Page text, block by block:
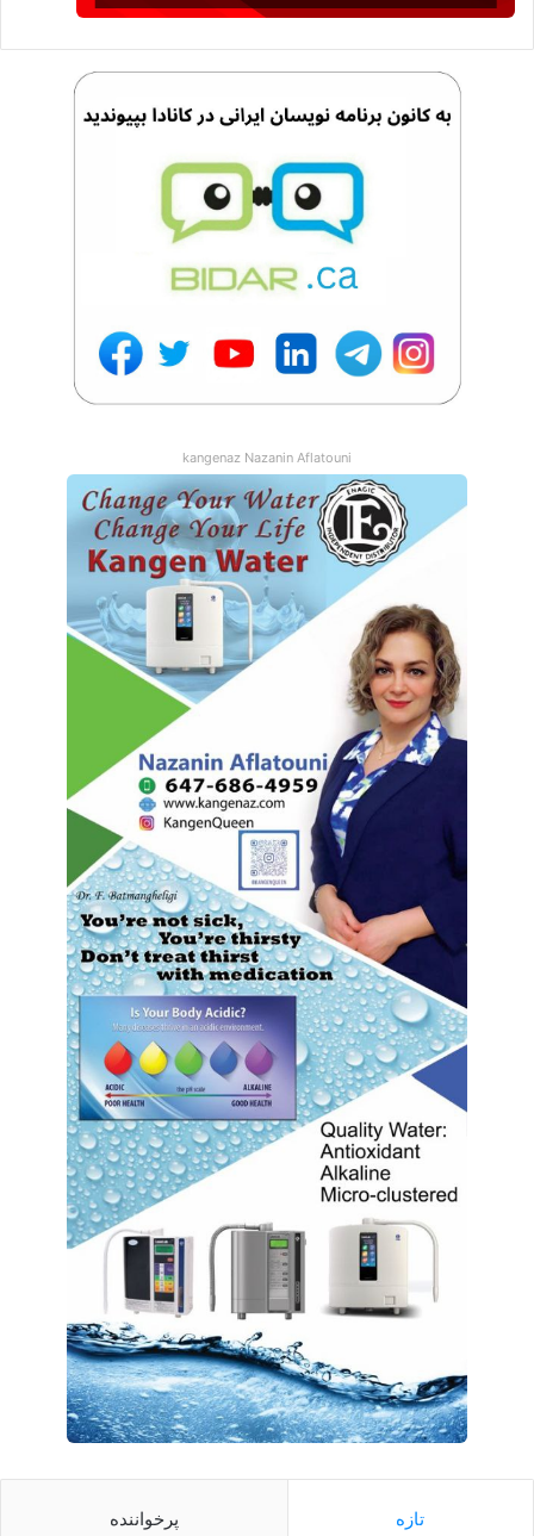
بحران کمک کند.
فعالیت‌های مهم می‌تواند کمک کند تا هم سلامت روانی خود را حفظ
کنید و هم کسب‌وکارتان را در شرایط دشوار به راه خود ادامه دهید.
kangenaz Nazanin Aflatouni
تازه پرخواننده